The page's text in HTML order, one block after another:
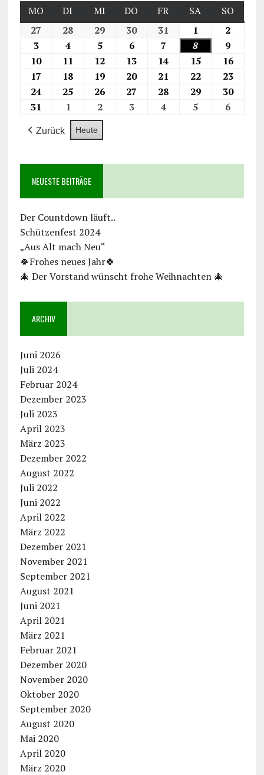
MO DI MI DO FR SA
SO
27
28 29 30 31 1
2
3
4 5 6 7 8
9
10
11 12 13 14 15
16
17
18 19 20 21 22
23
24
25 26 27 28 29
30
31
1 2 3 4 5 6
Zurück Heute
NEUESTE BEITRÄGE
Der Countdown läuft..
Schützenfest 2024
„Aus Alt mach Neu“
🍀Frohes neues Jahr🍀
🎄 Der Vorstand wünscht frohe Weihnachten 🎄
ARCHIV
Juni 2026
Juli 2024
Februar 2024
Dezember 2023
Juli 2023
April 2023
März 2023
Dezember 2022
August 2022
Juli 2022
Juni 2022
April 2022
März 2022
Dezember 2021
November 2021
September 2021
August 2021
Juni 2021
April 2021
März 2021
Februar 2021
Dezember 2020
November 2020
Oktober 2020
September 2020
August 2020
Mai 2020
April 2020
März 2020